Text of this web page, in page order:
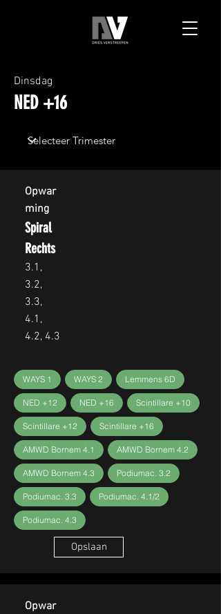
Dinsdag
NED +16
Opwar
ming
Spiral
Rechts
3.1,
3.2,
3.3,
4.1,
4.2, 4.3
WAYS 1 WAYS 2 Lemmens 6D
NED +12 NED +16 Scintillare +10
Scintillare +12 Scintillare +16
AMWD Bornem 4.1 AMWD Bornem 4.2
AMWD Bornem 4.3 Podiumac. 3.2
Podiumac. 3.3 Podiumac. 4.1/2
Podiumac. 4.3
Opslaan
Opwar